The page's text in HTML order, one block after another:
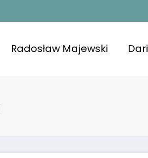
Radosław Majewski